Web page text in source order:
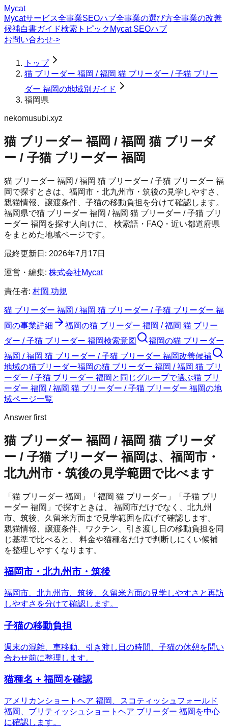
Mycat
Mycatサービス全事業SEOハブ全事業の選び方全事業の改善
候補白書ガイド検索トピック Mycat SEOハブ
お問い合わせ->
トップ
猫 ブリーダー 福岡 / 福岡 猫 ブリーダー / 子猫 ブリー
ダー 福岡の地域別ガイド
福岡県
nekomusubi.xyz
猫 ブリーダー 福岡 / 福岡 猫 ブリーダ
ー / 子猫 ブリーダー 福岡
猫 ブリーダー 福岡 / 福岡 猫 ブリーダー / 子猫 ブリーダー 福
岡で探すときは、福岡市・北九州市・筑後の見学しやすさ、
親猫情報、譲渡条件、子猫の移動負担を分けて確認します。
福岡県で猫 ブリーダー 福岡 / 福岡 猫 ブリーダー / 子猫 ブリ
ーダー 福岡 を探す人向けに、 検索語・FAQ・近い都道府県
をまとめた地域ページです。
最終更新日: 2026年7月17日
運営・編集: 株式会社Mycat
責任者: 村岡 功規
猫 ブリーダー 福岡 / 福岡 猫 ブリーダー / 子猫 ブリーダー 福
岡の事業詳細
福岡の猫 ブリーダー 福岡 / 福岡 猫 ブリー
ダー / 子猫 ブリーダー 福岡検索意図
福岡の猫 ブリーダー
福岡 / 福岡 猫 ブリーダー / 子猫 ブリーダー 福岡改善候補
地域の猫ブリーダー福岡の猫 ブリーダー 福岡 / 福岡 猫 ブリ
ーダー / 子猫 ブリーダー 福岡と同じグループで選ぶ猫 ブリ
ーダー 福岡 / 福岡 猫 ブリーダー / 子猫 ブリーダー 福岡の地
域ページ一覧
Answer first
猫 ブリーダー 福岡 / 福岡 猫 ブリーダ
ー / 子猫 ブリーダー 福岡は、福岡市・
北九州市・筑後の見学範囲で比べます
「猫 ブリーダー 福岡」「福岡 猫 ブリーダー」「子猫 ブリ
ーダー 福岡」で探すときは、 福岡市だけでなく、北九州
市、筑後、久留米方面まで見学範囲を広げて確認します。
親猫情報、譲渡条件、ワクチン、引き渡し日の移動負担を同
じ基準で比べると、 料金や猫種名だけで判断しにくい候補
を整理しやすくなります。
福岡市・北九州市・筑後
福岡市、北九州市、筑後、久留米方面の見学しやすさと再訪
しやすさを分けて確認します。
子猫の移動負担
週末の混雑、車移動、引き渡し日の時間、子猫の休憩を問い
合わせ前に整理します。
猫種名 + 福岡を確認
アメリカンショートヘア 福岡、スコティッシュフォールド
福岡、ブリティッシュショートヘア ブリーダー 福岡を中心
に確認します。